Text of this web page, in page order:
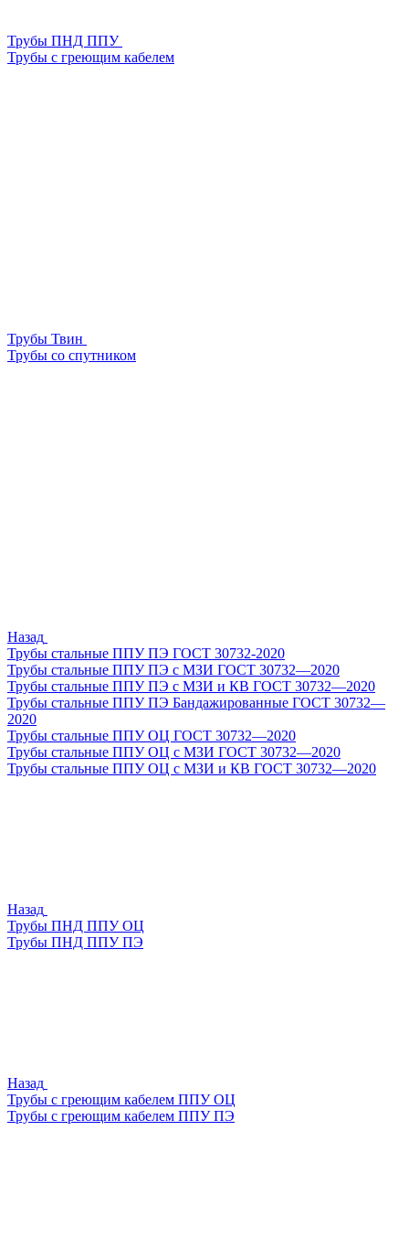
Трубы ПНД ППУ
Трубы с греющим кабелем
Трубы Твин
Трубы со спутником
Назад
Трубы стальные ППУ ПЭ ГОСТ 30732-2020
Трубы стальные ППУ ПЭ с МЗИ ГОСТ 30732—2020
Трубы стальные ППУ ПЭ с МЗИ и КВ ГОСТ 30732—2020
Трубы стальные ППУ ПЭ Бандажированные ГОСТ 30732—
2020
Трубы стальные ППУ ОЦ ГОСТ 30732—2020
Трубы стальные ППУ ОЦ с МЗИ ГОСТ 30732—2020
Трубы стальные ППУ ОЦ с МЗИ и КВ ГОСТ 30732—2020
Назад
Трубы ПНД ППУ ОЦ
Трубы ПНД ППУ ПЭ
Назад
Трубы с греющим кабелем ППУ ОЦ
Трубы с греющим кабелем ППУ ПЭ